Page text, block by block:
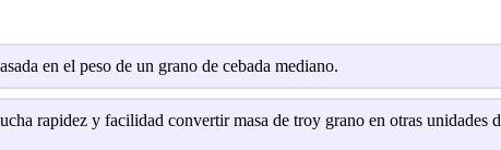
en el peso de un grano de cebada mediano.
rapidez y facilidad convertir masa de troy grano en otras unidades